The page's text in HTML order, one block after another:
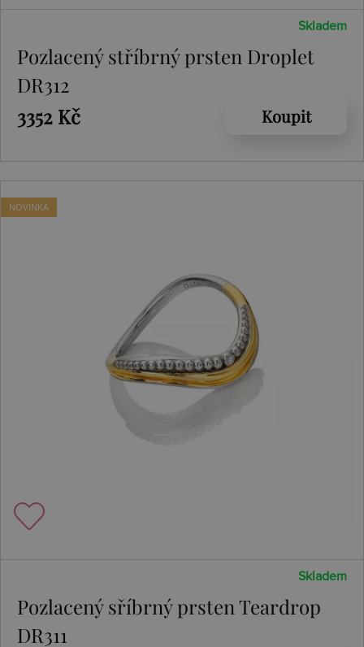
Skladem
Pozlacený stříbrný prsten Droplet
DR312
3352 Kč
Koupit
NOVINKA
Skladem
Pozlacený sříbrný prsten Teardrop
DR311